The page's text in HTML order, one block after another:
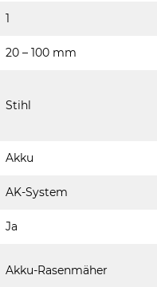
1
20 – 100 mm
Stihl
Akku
AK-System
Ja
Akku-Rasenmäher